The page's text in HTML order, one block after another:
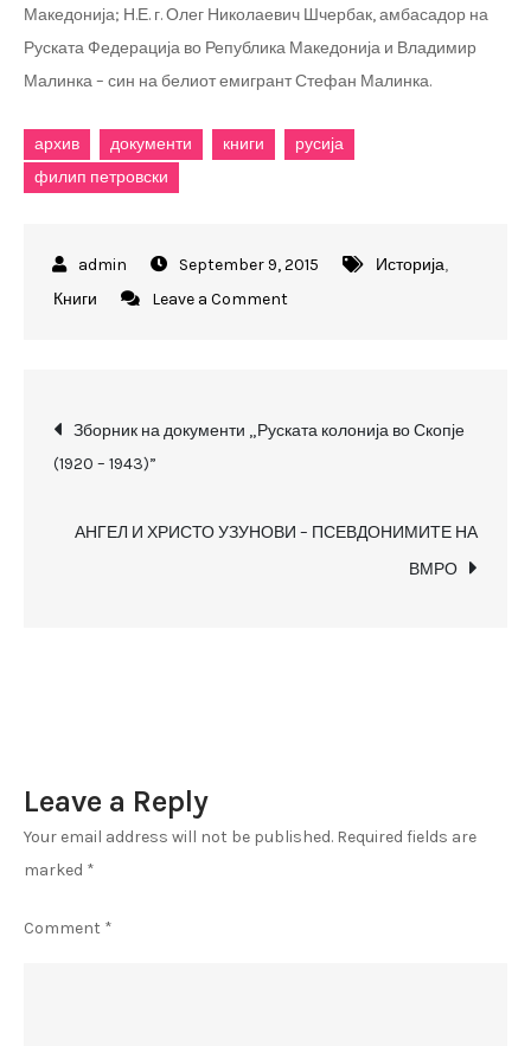
Македонија; Н.Е. г. Олег Николаевич Шчербак, амбасадор на
Руската Федерација во Република Македонија и Владимир
Малинка – син на белиот емигрант Стефан Малинка.
архив документи книги
русија
филип петровски
September 9, 2015 Историја,
Книги
Leave a Comment
Државниот
Република
Post
navigation
Зборник на документи „Руската колонија во Скопје
(1920 – 1943)”
АНГЕЛ И ХРИСТО УЗУНОВИ – ПСЕВДОНИМИТЕ НА
ВМРО
Leave a Reply
Your email address will not be published. Required fields are
marked *
Comment *